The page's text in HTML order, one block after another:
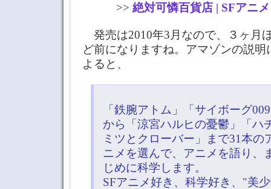
>> 絶対可憐百貨店 | SFアニ
発売は2010年3月なので、３ヶ月
ど前になりますね。アマゾンの説明
よると、
「鉄腕アトム」「サイボーグ
から「涼宮ハルヒの憂鬱」「ハ
ミツとクローバー」まで31本の
ニメを選んで、アニメを語り、
じめに科学します。
SFアニメ好き、科学好き、"美